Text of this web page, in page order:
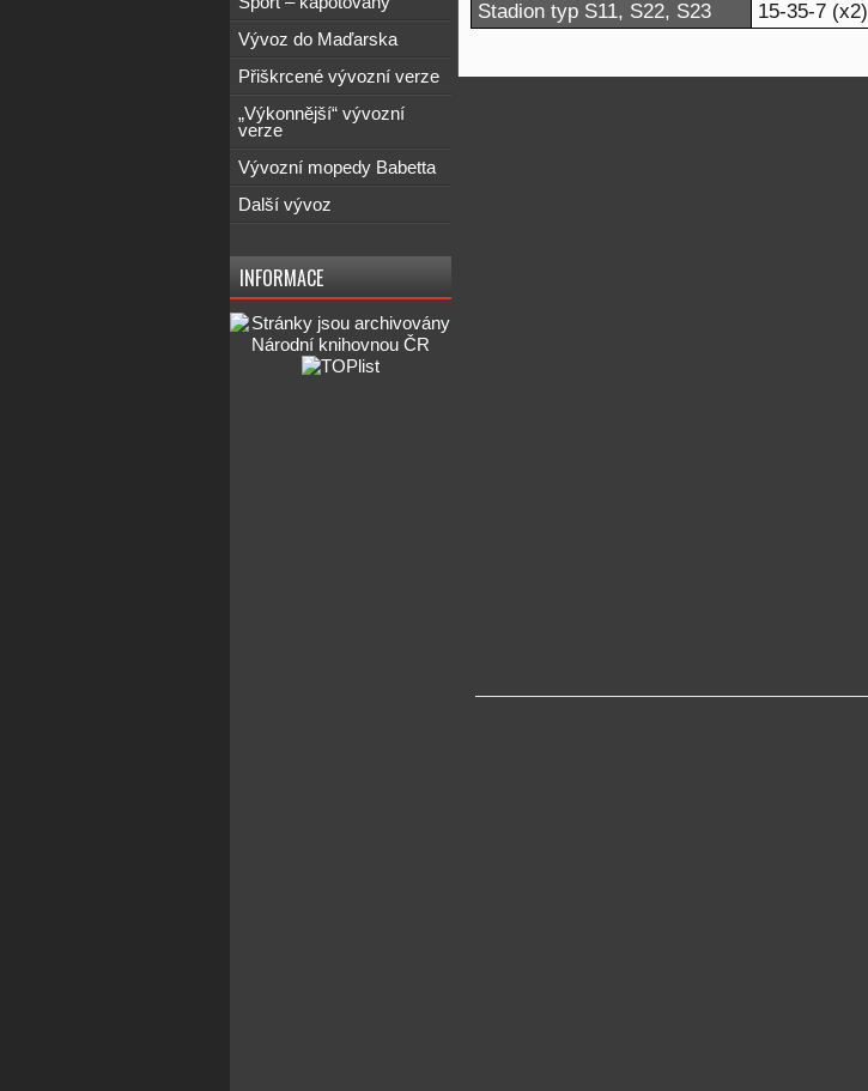
Stadion typ S11, S22, S23
15-35-7 (x2)
Vývoz do Maďarska
Přiškrcené vývozní verze
„Výkonnější“ vývozní
verze
Vývozní mopedy Babetta
Další vývoz
INFORMACE